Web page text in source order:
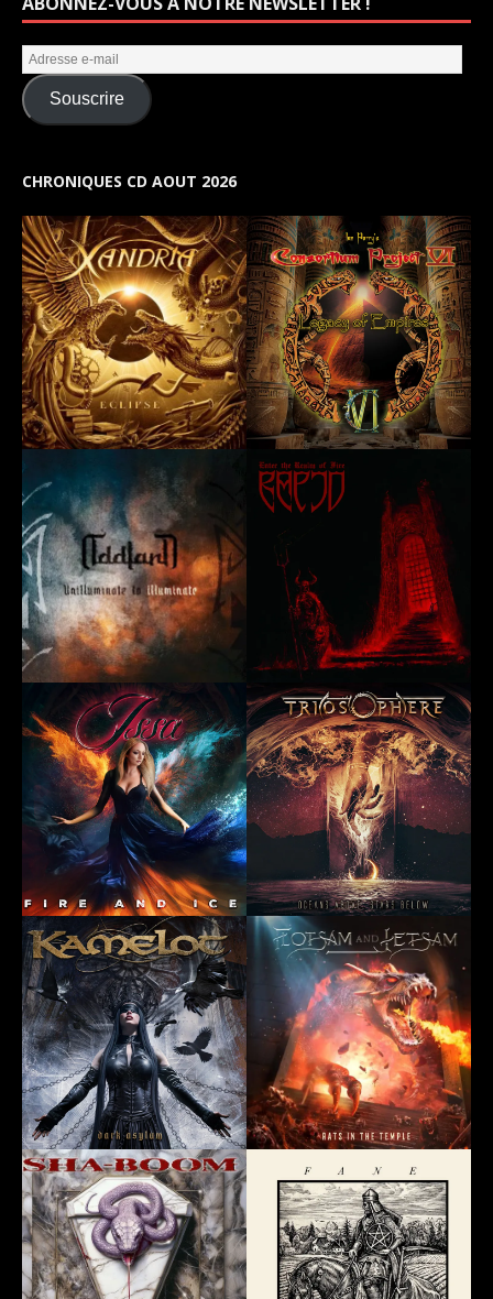
Souscrire
CHRONIQUES CD AOUT 2026